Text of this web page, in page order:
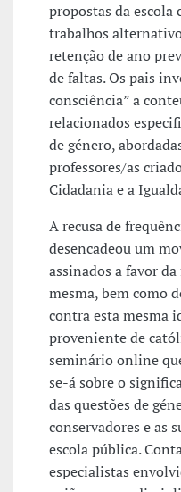
propostas da escola
trabalhos
retenção de ano
de faltas. Os pais
consciência” a
relacionados
de género,
professores/as
Cidadania e a
A recusa de
desencadeou um
assinados a favor
mesma, bem como
contra esta mesma
proveniente de
seminário online
se-á sobre o
das questões de
conservadores e as
escola pública.
especialistas